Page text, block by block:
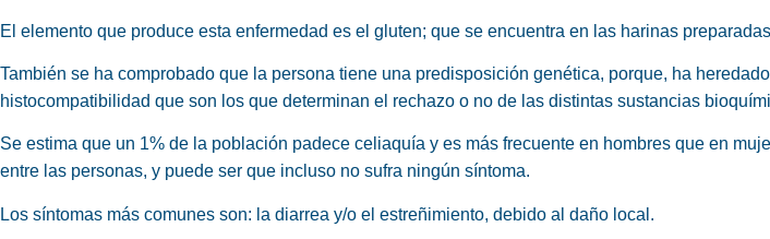
El elemento que produce esta enfermedad es el gluten; que se encuentra en las harinas
También se ha comprobado que la persona tiene una predisposición genética, porque, ha
histocompatibilidad que son los que determinan el rechazo o no de las distintas sustancias
Se estima que un 1% de la población padece celiaquía y es más frecuente en hombres que en
entre las personas, y puede ser que incluso no sufra ningún síntoma.
Los síntomas más comunes son: la diarrea y/o el estreñimiento, debido al daño local.